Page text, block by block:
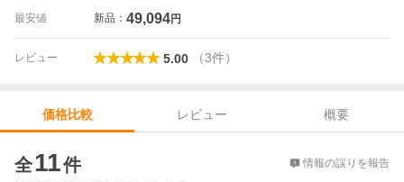
イク用フルエキゾースト
最安値 新品： 49,094円
レビュー 5.00 （3件）
価格比較 レビュー
概要
全11件 情報の誤りを報告